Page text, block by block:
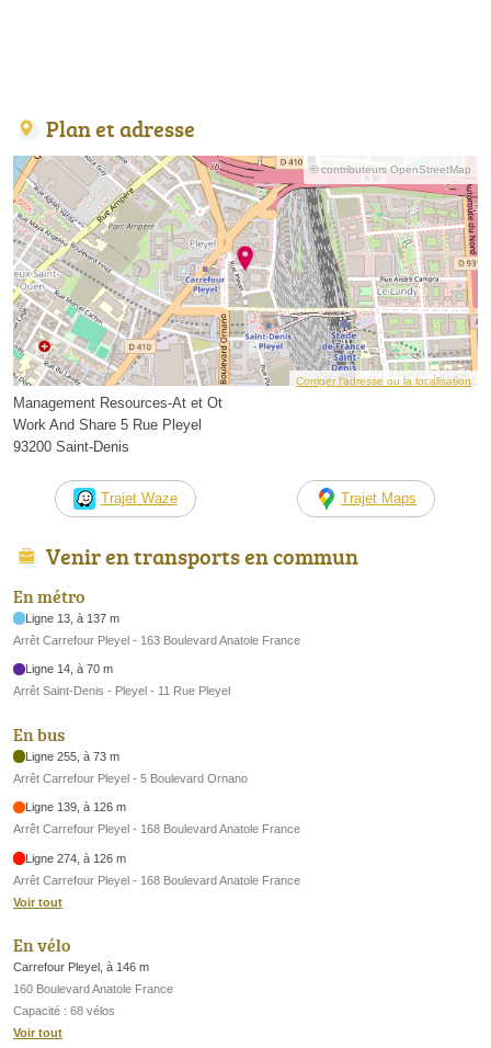
Plan et adresse
© contributeurs OpenStreetMap
Corriger l’adresse ou la localisation
Management Resources-At et Ot
Work And Share 5 Rue Pleyel
93200 Saint-Denis
Trajet Waze Trajet Maps
Venir en transports en commun
En métro
Ligne 13, à 137 m
Arrêt Carrefour Pleyel - 163 Boulevard Anatole France
Ligne 14, à 70 m
Arrêt Saint-Denis - Pleyel - 11 Rue Pleyel
En bus
Ligne 255, à 73 m
Arrêt Carrefour Pleyel - 5 Boulevard Ornano
Ligne 139, à 126 m
Arrêt Carrefour Pleyel - 168 Boulevard Anatole France
Ligne 274, à 126 m
Arrêt Carrefour Pleyel - 168 Boulevard Anatole France
Voir tout
En vélo
Carrefour Pleyel, à 146 m
160 Boulevard Anatole France
Capacité : 68 vélos
Voir tout